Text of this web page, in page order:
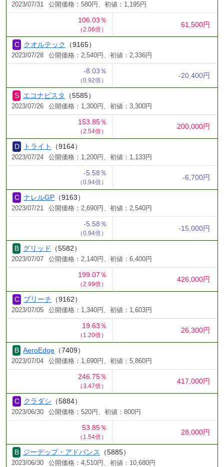
2023/07/31 公開価格：580円、初値：1,195円
106.03％
（2.06倍）
61,500円
クオルテック （9165）
2023/07/28 公開価格：2,540円、初値：2,336円
-8.03％
（0.92倍）
-20,400円
エコナビスタ （5585）
2023/07/26 公開価格：1,300円、初値：3,300円
153.85％
（2.54倍）
200,000円
トライト （9164）
2023/07/24 公開価格：1,200円、初値：1,133円
-5.58％
（0.94倍）
-6,700円
ナレルGP （9163）
2023/07/21 公開価格：2,690円、初値：2,540円
-5.58％
（0.94倍）
-15,000円
グリッド （5582）
2023/07/07 公開価格：2,140円、初値：6,400円
199.07％
（2.99倍）
426,000円
ブリーチ （9162）
2023/07/05 公開価格：1,340円、初値：1,603円
19.63％
（1.20倍）
26,300円
AeroEdge （7409）
2023/07/04 公開価格：1,690円、初値：5,860円
246.75％
（3.47倍）
417,000円
クラダシ （5884）
2023/06/30 公開価格：520円、初値：800円
53.85％
（1.54倍）
28,000円
ジーデップ・アドバンス （5885）
2023/06/30 公開価格：4,510円、初値：10,680円